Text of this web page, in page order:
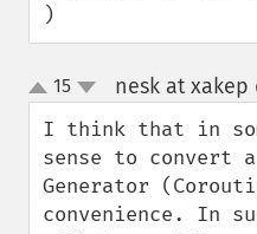
)
up
down
15 nesk at xakep
I think that in
sense to convert
Generator
convenience. In